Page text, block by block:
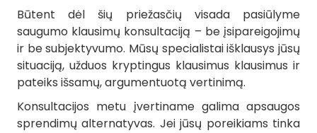
Būtent dėl šių priežasčių visada pasiūlyme
saugumo klausimų konsultaciją – be įsipareigojimų
ir be subjektyvumo. Mūsų specialistai išklausys jūsų
situaciją, užduos kryptingus klausimus klausimus ir
pateiks išsamų, argumentuotą vertinimą.
Konsultacijos metu įvertiname galima apsaugos
sprendimų alternatyvas. Jei jūsų poreikiams tinka